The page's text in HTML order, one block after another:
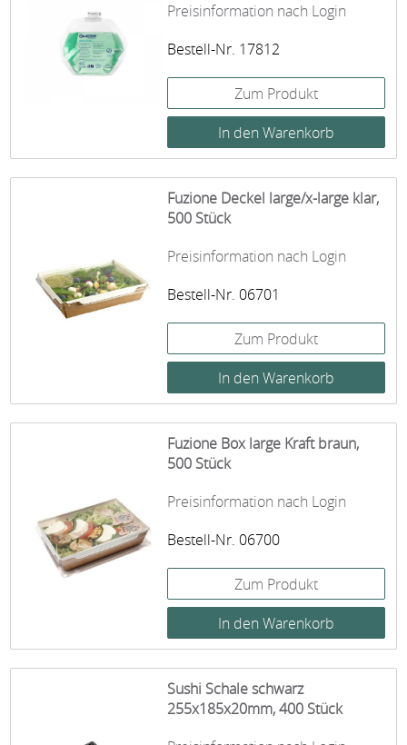
Preisinformation nach Login
Bestell-Nr. 17812
Zum Produkt
Fuzione Deckel large/x-large klar,
500 Stück
Preisinformation nach Login
Bestell-Nr. 06701
Zum Produkt
Fuzione Box large Kraft braun,
500 Stück
Preisinformation nach Login
Bestell-Nr. 06700
Zum Produkt
Sushi Schale schwarz
255x185x20mm, 400 Stück